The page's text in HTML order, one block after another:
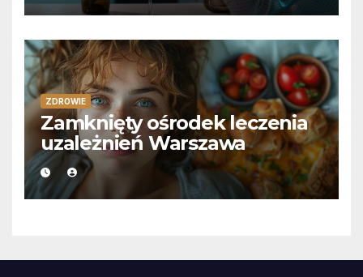
ZDROWIE
Zamknięty ośrodek leczenia
uzależnień Warszawa